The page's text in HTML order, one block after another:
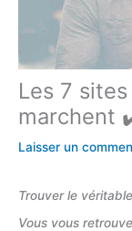
Les 7
marchent
Laisser un
Trouver le
Vous vous